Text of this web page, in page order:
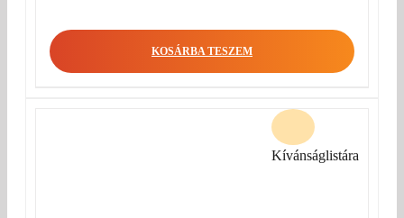
KOSÁRBA TESZEM
Kívánságlistára